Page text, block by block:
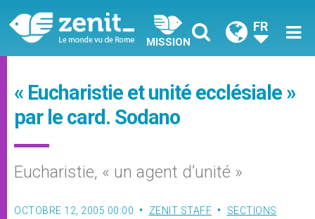
MISSION
FR
« Eucharistie et unité ecclésiale »
par le card. Sodano
Eucharistie, « un agent d’unité »
OCTOBRE 12, 2005 00:00 ZENIT STAFF
SECTIONS